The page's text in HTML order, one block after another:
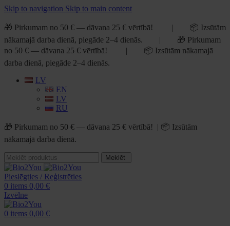
Skip to navigation Skip to main content
🎁 Pirkumam no 50 € — dāvana 25 € vērtībā! | 📦 Izsūtām
nākamajā darba dienā, piegāde 2–4 dienās. | 🎁 Pirkumam
no 50 € — dāvana 25 € vērtībā! | 📦 Izsūtām nākamajā
darba dienā, piegāde 2–4 dienās.
LV
EN
LV
RU
🎁 Pirkumam no 50 € — dāvana 25 € vērtībā! | 📦 Izsūtām
nākamajā darba dienā.
Meklēt
Pieslēgties / Reģistrēties
0 items 0,00 €
Izvēlne
0 items 0,00 €